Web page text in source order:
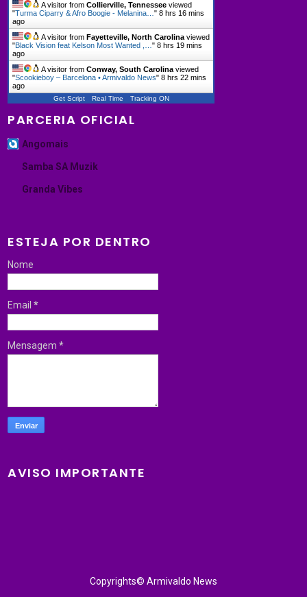
A visitor fromCollierville, Tennessee viewed
"Turma Ciparry & Afro Boogie - Melanina…"8 hrs 16 mins
ago
A visitor from Fayetteville, North Carolina viewed
"Black Vision feat Kelson Most Wanted ,…"8 hrs 19 mins
ago
A visitor fromConway, South Carolina viewed
"Scookieboy – Barcelona • Armivaldo News"8 hrs 22 mins
ago
Get Script Real Time Tracking ON
PARCERIA OFICIAL
Angomais
Samba SA Muzik
Granda Vibes
ESTEJA POR DENTRO
Nome
Email*
Mensagem*
AVISO IMPORTANTE
Copyrights© Armivaldo News